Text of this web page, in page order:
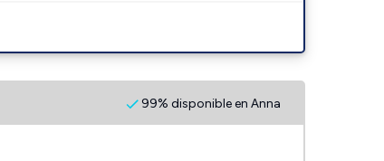
99% disponible en Anna